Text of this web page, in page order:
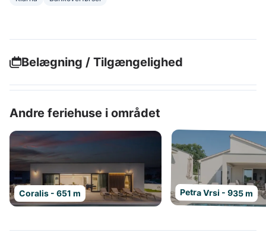
Belægning / Tilgængelighed
Andre feriehuse i området
Coralis - 651 m Petra Vrsi - 935 m